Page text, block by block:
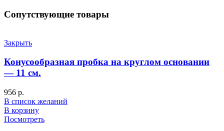
Сопутствующие товары
Закрыть
Конусообразная пробка на круглом основании
— 11 см.
956 р.
В список желаний
В корзину
Посмотреть